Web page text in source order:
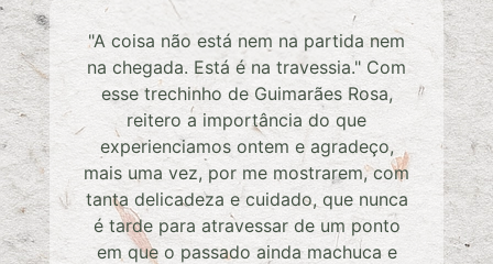
"A coisa não está nem na partida nem
na chegada. Está é na travessia." Com
esse trechinho de Guimarães Rosa,
reitero a importância do que
experienciamos ontem e agradeço,
mais uma vez, por me mostrarem, com
tanta delicadeza e cuidado, que nunca
é tarde para atravessar de um ponto
em que o passado ainda machuca e